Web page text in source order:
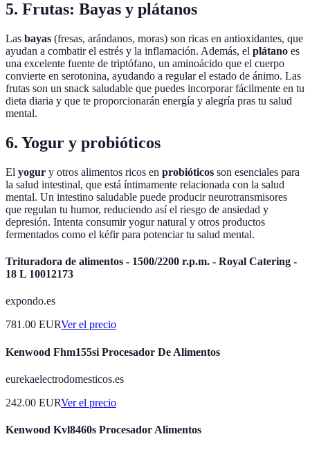
5. Frutas: Bayas y plátanos
Las bayas (fresas, arándanos, moras) son ricas en antioxidantes, que
ayudan a combatir el estrés y la inflamación. Además, el plátano es
una excelente fuente de triptófano, un aminoácido que el cuerpo
convierte en serotonina, ayudando a regular el estado de ánimo. Las
frutas son un snack saludable que puedes incorporar fácilmente en tu
dieta diaria y que te proporcionarán energía y alegría pras tu salud
mental.
6. Yogur y probióticos
El yogur y otros alimentos ricos en probióticos son esenciales para
la salud intestinal, que está íntimamente relacionada con la salud
mental. Un intestino saludable puede producir neurotransmisores
que regulan tu humor, reduciendo así el riesgo de ansiedad y
depresión. Intenta consumir yogur natural y otros productos
fermentados como el kéfir para potenciar tu salud mental.
Trituradora de alimentos - 1500/2200 r.p.m. - Royal Catering -
18 L 10012173
expondo.es
781.00 EURVer el precio
Kenwood Fhm155si Procesador De Alimentos
eurekaelectrodomesticos.es
242.00 EURVer el precio
Kenwood Kvl8460s Procesador Alimentos